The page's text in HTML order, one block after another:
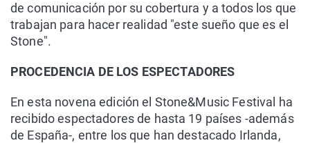
de comunicación por su cobertura y a todos los que
trabajan para hacer realidad "este sueño que es el
Stone".
PROCEDENCIA DE LOS ESPECTADORES
En esta novena edición el Stone&Music Festival ha
recibido espectadores de hasta 19 países -además
de España-, entre los que han destacado Irlanda,